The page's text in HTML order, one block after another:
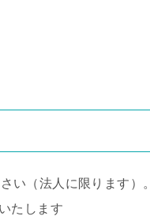
い（法人に限ります）。
たします